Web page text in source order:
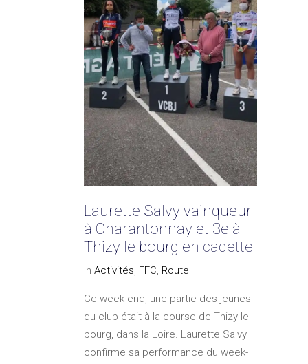
Laurette Salvy vainqueur
à Charantonnay et 3e à
Thizy le bourg en cadette
In Activités, FFC, Route
Ce week-end, une partie des jeunes
du club était à la course de Thizy le
bourg, dans la Loire. Laurette Salvy
confirme sa performance du week-